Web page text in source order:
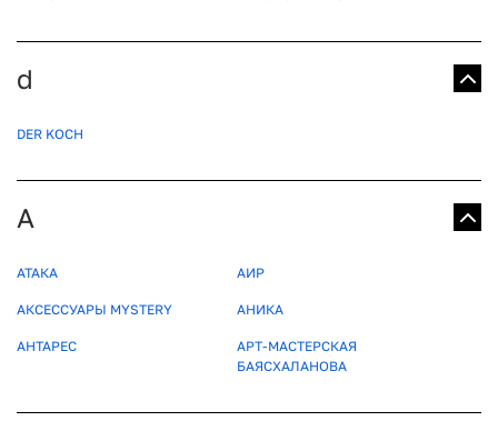
d
DER KOCH
А
АТАКА АИР
АКСЕССУАРЫ MYSTERY АНИКА
АНТАРЕС
АРТ-МАСТЕРСКАЯ
БАЯСХАЛАНОВА